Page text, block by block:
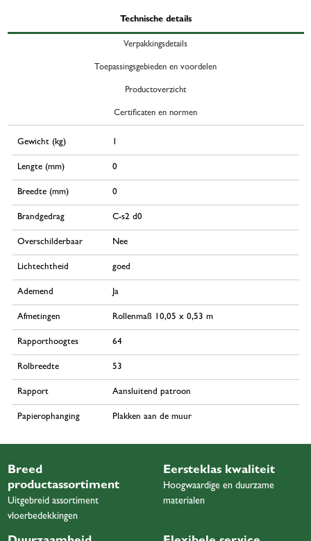
Technische details
Verpakkingsdetails
Toepassingsgebieden en voordelen
Productoverzicht
Certificaten en normen
Gewicht (kg) 1
Lengte (mm) 0
Breedte (mm) 0
Brandgedrag C-s2 d0
Overschilderbaar Nee
Lichtechtheid goed
Ademend Ja
Afmetingen Rollenmaß 10,05 x 0,53 m
Rapporthoogtes 64
Rolbreedte 53
Rapport Aansluitend patroon
Papierophanging Plakken aan de muur
Breed
productassortiment
Uitgebreid assortiment
vloerbedekkingen
Eersteklas kwaliteit
Hoogwaardige en duurzame
materialen